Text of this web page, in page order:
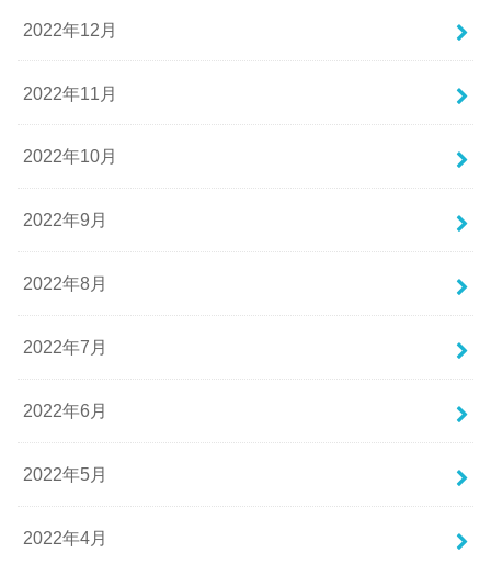
2022年12月
2022年11月
2022年10月
2022年9月
2022年8月
2022年7月
2022年6月
2022年5月
2022年4月